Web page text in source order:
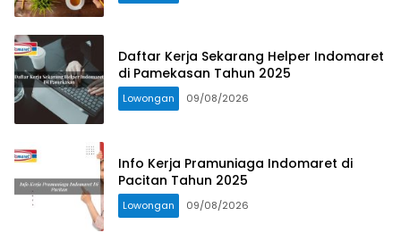
Daftar Kerja Sekarang Helper Indomaret
di Pamekasan Tahun 2025
Lowongan 09/08/2026
Info Kerja Pramuniaga Indomaret di
Pacitan Tahun 2025
Lowongan 09/08/2026